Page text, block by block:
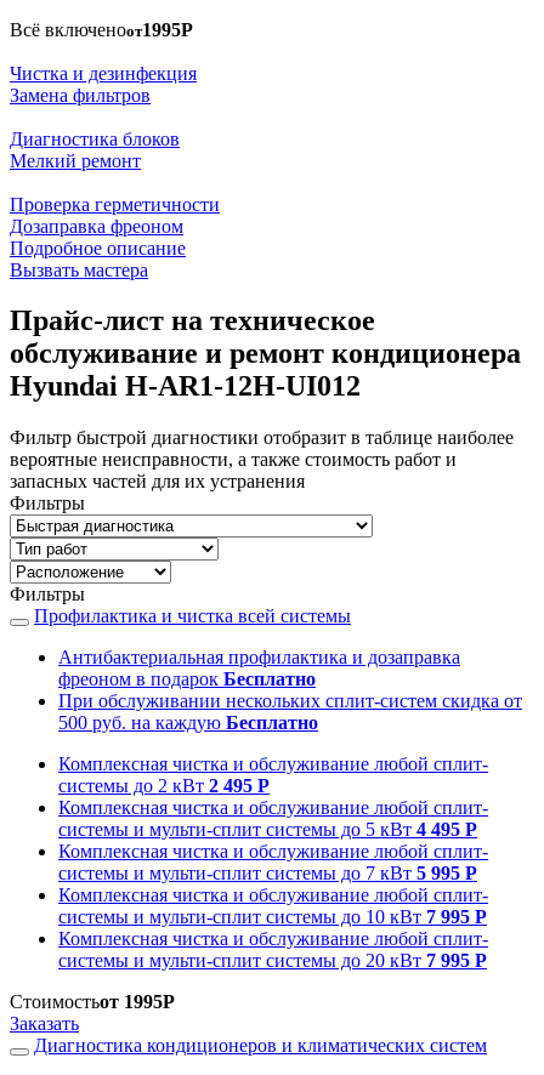
Всё включеноот1995Р
Чистка и дезинфекция
Замена фильтров
Диагностика блоков
Мелкий ремонт
Проверка герметичности
Дозаправка фреоном
Подробное описание
Вызвать мастера
Прайс-лист на техническое
обслуживание и ремонт кондиционера
Hyundai H-AR1-12H-UI012
Фильтр быстрой диагностики отобразит в таблице наиболее
вероятные неисправности, а также стоимость работ и
запасных частей для их устранения
Фильтры
Фильтры
Профилактика и чистка всей системы
Антибактериальная профилактика и дозаправка
фреоном в подарок Бесплатно
При обслуживании нескольких сплит-систем скидка от
500 руб. на каждую Бесплатно
Комплексная чистка и обслуживание любой сплит-
системы до 2 кВт 2 495 Р
Комплексная чистка и обслуживание любой сплит-
системы и мульти-сплит системы до 5 кВт 4 495 Р
Комплексная чистка и обслуживание любой сплит-
системы и мульти-сплит системы до 7 кВт 5 995 Р
Комплексная чистка и обслуживание любой сплит-
системы и мульти-сплит системы до 10 кВт 7 995 Р
Комплексная чистка и обслуживание любой сплит-
системы и мульти-сплит системы до 20 кВт 7 995 Р
Стоимостьот 1995Р
Заказать
Диагностика кондиционеров и климатических систем